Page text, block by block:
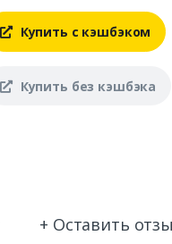
Купить с кэшбэком
Купить без кэшбэка
+ Оставить